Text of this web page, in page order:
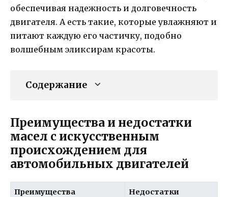
обеспечивая надежность и долговечность
двигателя. А есть такие, которые увлажняют и
питают каждую его частичку, подобно
волшебным эликсирам красоты.
Содержание
Преимущества и недостатки
масел с искусственным
происхождением для
автомобильных двигателей
Преимущества Недостатки